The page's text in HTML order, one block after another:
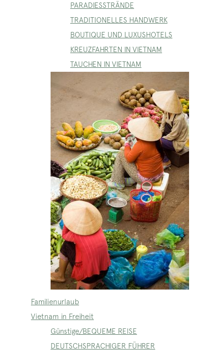
PARADIESSTRÄNDE
TRADITIONELLES HANDWERK
BOUTIQUE UND LUXUSHOTELS
KREUZFAHRTEN IN VIETNAM
TAUCHEN IN VIETNAM
Familienurlaub
Vietnam in Freiheit
Günstige/BEQUEME REISE
DEUTSCHSPRACHIGER FÜHRER